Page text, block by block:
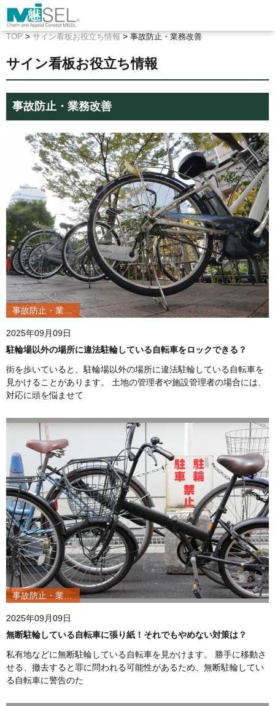
TOP>サイン看板お役立ち情報>事故防止・業務改善
サイン看板お役立ち情報
事故防止・業務改善
事故防止・業務改善
2025年09月09日
駐輪場以外の場所に違法駐輪している自転車をロックできる？
街を歩いていると、駐輪場以外の場所に違法駐輪している自転車を
見かけることがあります。 土地の管理者や施設管理者の場合には、
対応に頭を悩ませて
事故防止・業務改善
2025年09月09日
無断駐輪している自転車に張り紙！それでもやめない対策は？
私有地などに無断駐輪している自転車を見かけます。 勝手に移動さ
せる、撤去すると罪に問われる可能性があるため、無断駐輪してい
る自転車に警告のた